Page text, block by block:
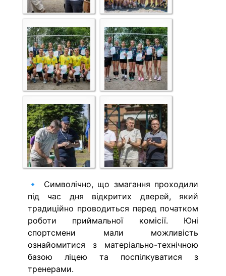
🔹 Символічно, що змагання проходили
під час дня відкритих дверей, який
традиційно проводиться перед початком
роботи приймальної комісії. Юні
спортсмени мали можливість
ознайомитися з матеріально-технічною
базою ліцею та поспілкуватися з
тренерами.